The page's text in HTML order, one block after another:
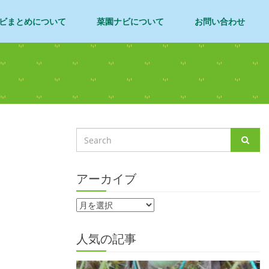
まとめについて 菜園ナビについて お問い合わせ
アーカイブ
人気の記事